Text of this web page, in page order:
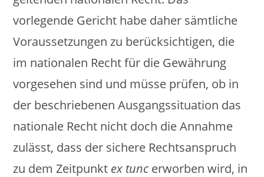
vorlegende Gericht habe daher sämtliche
Voraussetzungen zu berücksichtigen, die
im nationalen Recht für die Gewährung
vorgesehen sind und müsse prüfen, ob in
der beschriebenen Ausgangssituation das
nationale Recht nicht doch die Annahme
zulässt, dass der sichere Rechtsanspruch
zu dem Zeitpunkt ex tunc erworben wird, in